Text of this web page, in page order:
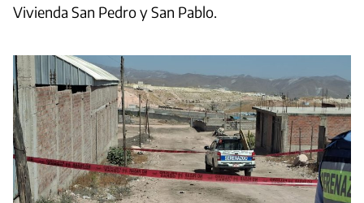
Vivienda San Pedro y San Pablo.